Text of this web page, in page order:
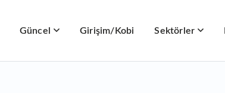
Güncel Girişim/Kobi Sektörler